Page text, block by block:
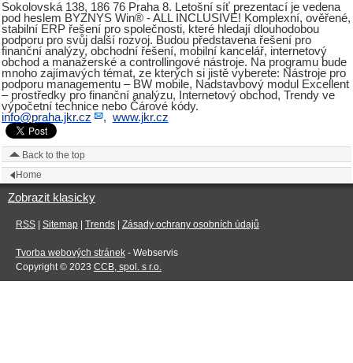
Sokolovská 138, 186 76 Praha 8. Letošní síť prezentací je vedena
pod heslem BYZNYS Win® - ALL INCLUSIVE! Komplexní, ověřené,
stabilní ERP řešení pro společnosti, které hledají dlouhodobou
podporu pro svůj další rozvoj. Budou představena řešení pro
finanční analýzy, obchodní řešení, mobilní kancelář, internetový
obchod a manažerské a controllingové nástroje. Na programu bude
mnoho zajímavých témat, ze kterých si jistě vyberete: Nástroje pro
podporu managementu – BW mobile, Nadstavbový modul Excellent
– prostředky pro finanční analýzu, Internetový obchod, Trendy ve
výpočetní technice nebo Čárové kódy.
info@praha.jkr.cz
, www.jkr.cz
Back to the top
Home
Zobrazit klasicky
RSS| Sitemap| Trends| Zásady ochrany osobních údajů
Tvorba webových stránek- Webservis
Copyright © 2023 CCB, spol. s r.o.